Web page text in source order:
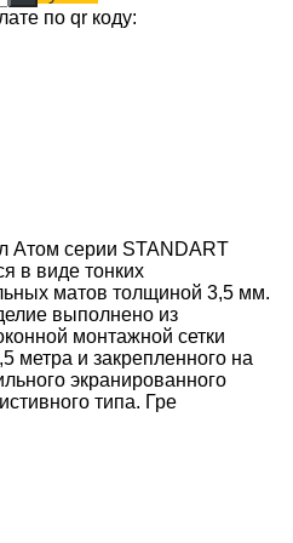
по qr коду:
Атом серии STANDART
в виде тонких
матов толщиной 3,5 мм.
выполнено из
монтажной сетки
метра и закрепленного на
экранированного
типа. Гре